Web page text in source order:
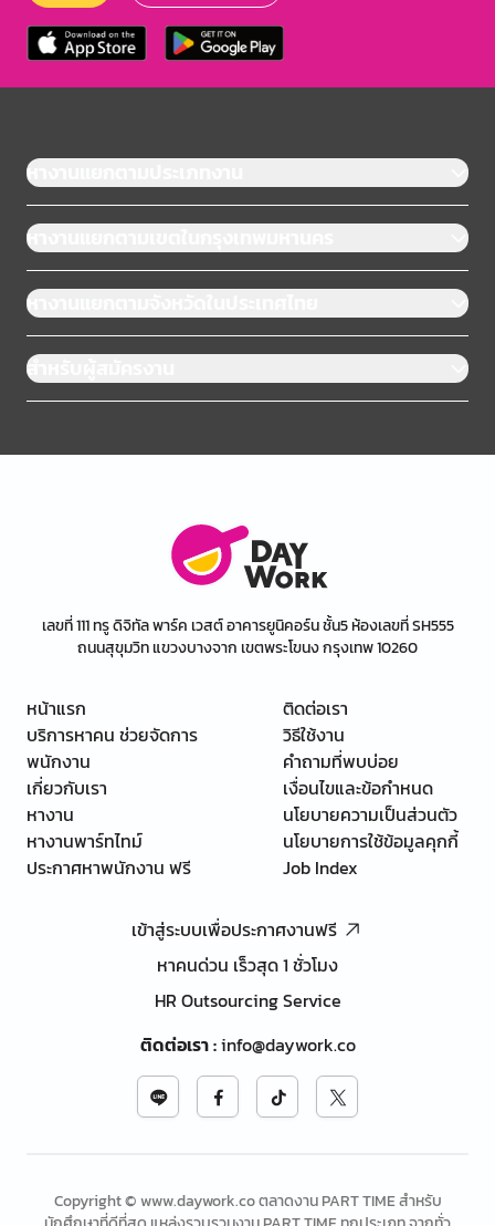
หางานแยกตามประเภทงาน
หางานแยกตามเขตในกรุงเทพมหานคร
หางานแยกตามจังหวัดในประเทศไทย
สำหรับผู้สมัครงาน
เลขที่ 111 ทรู ดิจิทัล พาร์ค เวสต์ อาคารยูนิคอร์น ชั้น5 ห้องเลขที่ SH555
ถนนสุขุมวิท แขวงบางจาก เขตพระโขนง กรุงเทพ 10260
หน้าแรก
บริการหาคน ช่วยจัดการ
พนักงาน
เกี่ยวกับเรา
หางาน
หางานพาร์ทไทม์
ประกาศหาพนักงาน ฟรี
ติดต่อเรา
วิธีใช้งาน
คำถามที่พบบ่อย
เงื่อนไขและข้อกำหนด
นโยบายความเป็นส่วนตัว
นโยบายการใช้ข้อมูลคุกกี้
Job Index
เข้าสู่ระบบเพื่อประกาศงานฟรี
หาคนด่วน เร็วสุด 1 ชั่วโมง
HR Outsourcing Service
ติดต่อเรา:info@daywork.co
Copyright © www.daywork.co ตลาดงาน PART TIME สำหรับ